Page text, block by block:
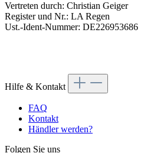
Vertreten durch: Christian Geiger
Register und Nr.: LA Regen
Ust.-Ident-Nummer: DE226953686
Hilfe & Kontakt
FAQ
Kontakt
Händler werden?
Folgen Sie uns